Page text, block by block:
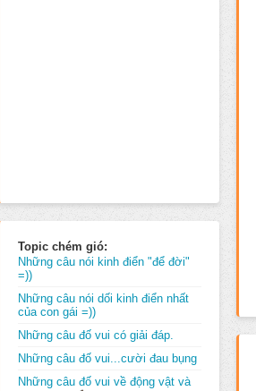
Topic chém gió:
Những câu nói kinh điển "để đời"
=))
Những câu nói dối kinh điển nhất
của con gái =))
Những câu đố vui có giải đáp.
Những câu đố vui...cười đau bụng
Những câu đố vui về động vật và